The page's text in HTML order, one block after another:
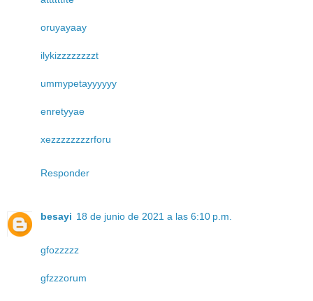
oruyayaay
ilykizzzzzzzzt
ummypetayyyyyy
enretyyae
xezzzzzzzzrforu
Responder
besayi 18 de junio de 2021 a las 6:10 p.m.
gfozzzzz
gfzzzorum